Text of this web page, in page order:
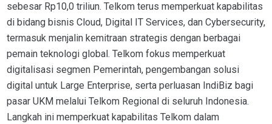
sebesar Rp10,0 triliun. Telkom terus memperkuat kapabilitas
di bidang bisnis Cloud, Digital IT Services, dan Cybersecurity,
termasuk menjalin kemitraan strategis dengan berbagai
pemain teknologi global. Telkom fokus memperkuat
digitalisasi segmen Pemerintah, pengembangan solusi
digital untuk Large Enterprise, serta perluasan IndiBiz bagi
pasar UKM melalui Telkom Regional di seluruh Indonesia.
Langkah ini memperkuat kapabilitas Telkom dalam